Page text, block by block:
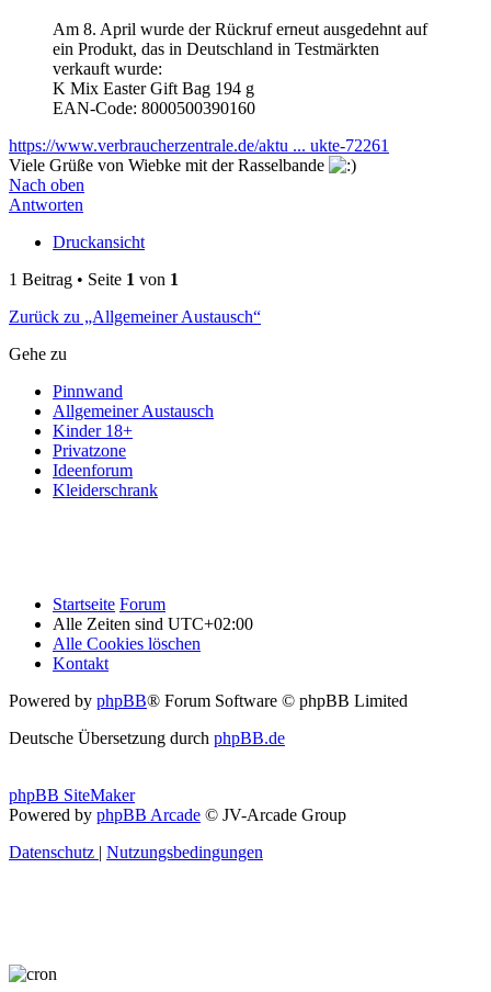
Am 8. April wurde der Rückruf erneut ausgedehnt auf
ein Produkt, das in Deutschland in Testmärkten
verkauft wurde:
K Mix Easter Gift Bag 194 g
EAN-Code: 8000500390160
https://www.verbraucherzentrale.de/aktu ... ukte-72261
Viele Grüße von Wiebke mit der Rasselbande
Nach oben
Antworten
Druckansicht
1 Beitrag • Seite 1 von 1
Zurück zu „Allgemeiner Austausch“
Gehe zu
Pinnwand
Allgemeiner Austausch
Kinder 18+
Privatzone
Ideenforum
Kleiderschrank
Startseite Forum
Alle Zeiten sind UTC+02:00
Alle Cookies löschen
Kontakt
Powered by phpBB® Forum Software © phpBB Limited
Deutsche Übersetzung durch phpBB.de
phpBB SiteMaker
Powered by phpBB Arcade © JV-Arcade Group
Datenschutz | Nutzungsbedingungen